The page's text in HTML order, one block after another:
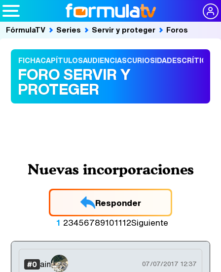
FórmulaTV Series Servir y proteger Foros
FICHACAPÍTULOSAUDIENCIASCURIOSIDADESCRÍTICAS
FORO SERVIR Y
PROTEGER
Nuevas incorporaciones
Responder
1 23456789101112Siguiente
#0 ain 07/07/2017 12:37